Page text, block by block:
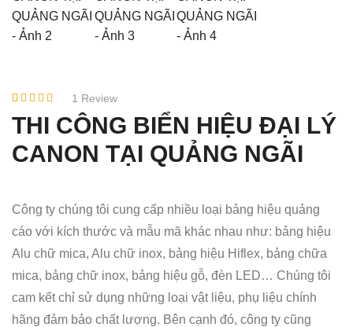
GUOM
PLAZA
TRUNG
TÂM
4.00 trên
5 dựa
trên
1
đánh
giá
1 Review
THI CÔNG BIỂN HIỆU ĐẠI LÝ
CANON TẠI QUẢNG NGÃI
Công ty chúng tôi cung cấp nhiều loại bảng hiệu quảng
cáo với kích thước và mẫu mã khác nhau như: bảng hiệu
Alu chữ mica, Alu chữ inox, bảng hiệu Hiflex, bảng chữa
mica, bảng chữ inox, bảng hiệu gỗ, đèn LED… Chúng tôi
cam kết chỉ sử dụng những loại vật liệu, phụ liệu chính
hãng đảm bảo chất lượng. Bên cạnh đó, công ty cũng